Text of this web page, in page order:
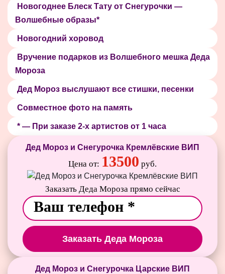
Новогоднее Блеск Тату от Снегурочки —
Волшебные образы*
Новогодний хоровод
Вручение подарков из Волшебного мешка Деда
Мороза
Дед Мороз выслушают все стишки, песенки
Совместное фото на память
* — При заказе 2-х артистов от 1 часа
Дед Мороз и Снегурочка Кремлёвские ВИП
Цена от: 13500 руб.
Заказать Деда Мороза прямо сейчас
Заказать Деда Мороза
Дед Мороз и Снегурочка Царские ВИП